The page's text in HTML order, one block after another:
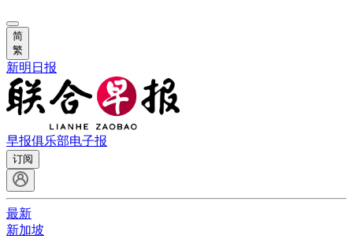
简
繁
新明日报
早报俱乐部电子报
订阅
最新
新加坡